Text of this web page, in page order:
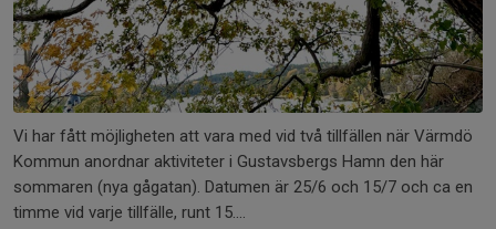
Vi har fått möjligheten att vara med vid två tillfällen när Värmdö
Kommun anordnar aktiviteter i Gustavsbergs Hamn den här
sommaren (nya gågatan). Datumen är 25/6 och 15/7 och ca en
timme vid varje tillfälle, runt 15....